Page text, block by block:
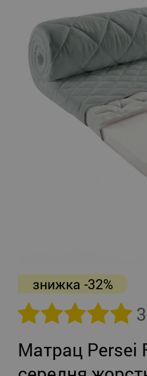
знижка -32%
Матрац Persei